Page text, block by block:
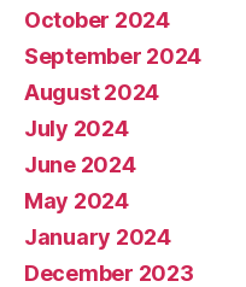
October 2024
September 2024
August 2024
July 2024
June 2024
May 2024
January 2024
December 2023